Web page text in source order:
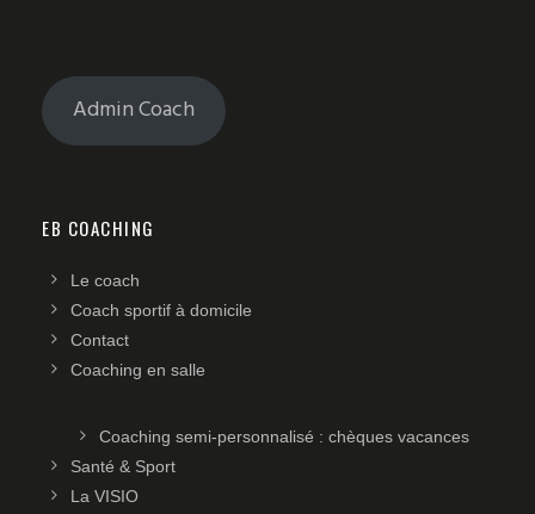
Admin Coach
EB COACHING
Le coach
Coach sportif à domicile
Contact
Coaching en salle
Coaching semi-personnalisé : chèques vacances
Santé & Sport
La VISIO